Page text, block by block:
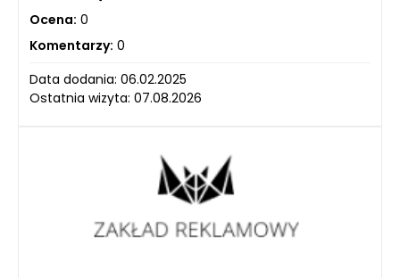
Ocena: 0
Komentarzy: 0
Data dodania: 06.02.2025
Ostatnia wizyta: 07.08.2026